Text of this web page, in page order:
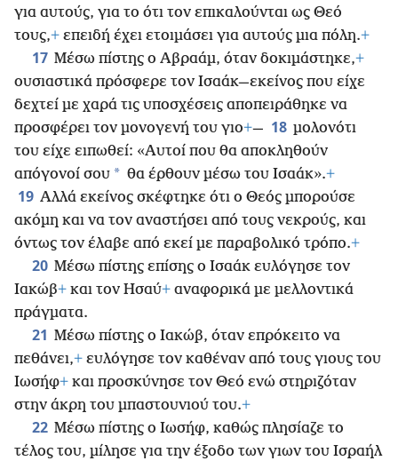
για αυτούς, για το ότι τον επικαλούνται ως Θεό
τους,+ επειδή έχει ετοιμάσει για αυτούς μια πόλη.+
17 Μέσω πίστης ο Αβραάμ, όταν δοκιμάστηκε,+
ουσιαστικά πρόσφερε τον Ισαάκ—εκείνος που είχε
δεχτεί με χαρά τις υποσχέσεις αποπειράθηκε να
προσφέρει τον μονογενή του γιο+— 18 μολονότι
του είχε ειπωθεί: «Αυτοί που θα αποκληθούν
απόγονοί σου * θα έρθουν μέσω του Ισαάκ».+
19 Αλλά εκείνος σκέφτηκε ότι ο Θεός μπορούσε
ακόμη και να τον αναστήσει από τους νεκρούς, και
όντως τον έλαβε από εκεί με παραβολικό τρόπο.+
20 Μέσω πίστης επίσης ο Ισαάκ ευλόγησε τον
Ιακώβ+ και τον Ησαύ+ αναφορικά με μελλοντικά
πράγματα.
21 Μέσω πίστης ο Ιακώβ, όταν επρόκειτο να
πεθάνει,+ ευλόγησε τον καθέναν από τους γιους του
Ιωσήφ+ και προσκύνησε τον Θεό ενώ στηριζόταν
στην άκρη του μπαστουνιού του.+
22 Μέσω πίστης ο Ιωσήφ, καθώς πλησίαζε το
τέλος του, μίλησε για την έξοδο των γιων του Ισραήλ